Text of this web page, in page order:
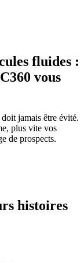
fluides :
vous
jamais être évité.
plus vite vos
de prospects.
histoires